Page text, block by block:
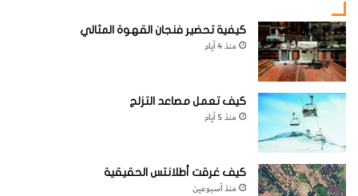
كيفية تحضير فنجان القهوة المثالي
منذ 4 أيام
كيف تعمل مصاعد التزلج
منذ 5 أيام
كيف غرقت أطلانتس الحقيقية
منذ أسبوعين